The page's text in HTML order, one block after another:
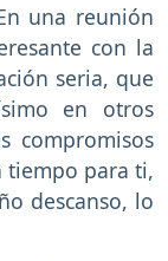
una reunión
con la
seria, que
en otros
compromisos
tiempo para ti,
descanso, lo